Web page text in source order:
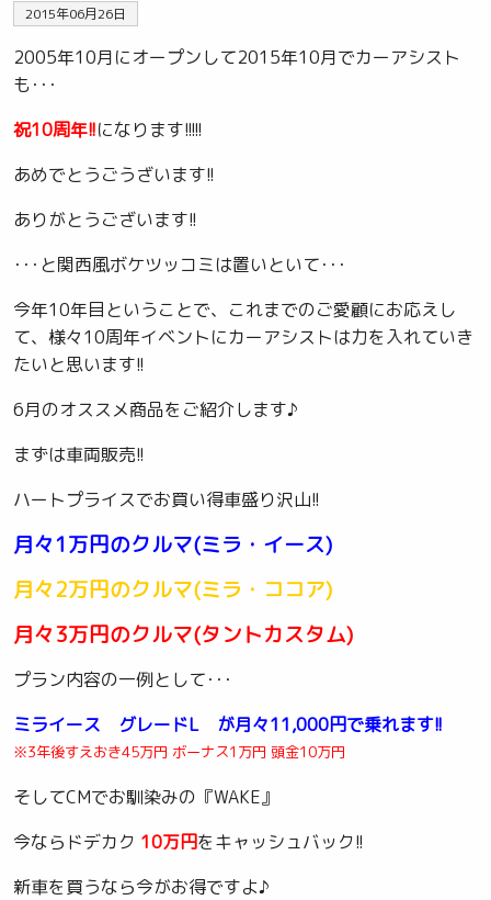
2015年06月26日
2005年10月にオープンして2015年10月でカーアシスト
も･･･
祝10周年!!になります!!!!!
あめでとうごうざいます!!
ありがとうございます!!
･･･と関西風ボケツッコミは置いといて･･･
今年10年目ということで、これまでのご愛顧にお応えし
て、様々10周年イベントにカーアシストは力を入れていき
たいと思います!!
6月のオススメ商品をご紹介します♪
まずは車両販売!!
ハートプライスでお買い得車盛り沢山!!
月々1万円のクルマ(ミラ・イース)
月々2万円のクルマ(ミラ・ココア)
月々3万円のクルマ(タントカスタム)
プラン内容の一例として･･･
ミライース グレードL が月々11,000円で乗れます!!
※3年後すえおき45万円 ボーナス1万円 頭金10万円
そしてCMでお馴染みの『WAKE』
今ならドデカク 10万円をキャッシュバック!!
新車を買うなら今がお得ですよ♪